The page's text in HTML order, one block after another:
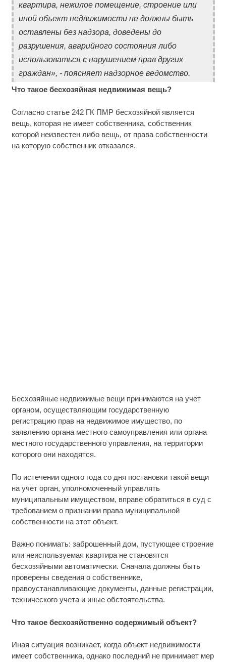
квартира, нежилое помещение, строение или
иной объект недвижимости не должны быть
оставлены без надзора, доведены до
разрушения, аварийного состояния либо
использоваться с нарушением прав других
граждан», - поясняет надзорное ведомство.
Что такое бесхозяйная недвижимая вещь?
Согласно статье 242 ГК ПМР бесхозяйной является
вещь, которая не имеет собственника, собственник
которой неизвестен либо вещь, от права собственности
на которую собственник отказался.
Бесхозяйные недвижимые вещи принимаются на учет
органом, осуществляющим государственную
регистрацию прав на недвижимое имущество, по
заявлению органа местного самоуправления или органа
местного государственного управления, на территории
которого они находятся.
По истечении одного года со дня постановки такой вещи
на учет орган, уполномоченный управлять
муниципальным имуществом, вправе обратиться в суд с
требованием о признании права муниципальной
собственности на этот объект.
Важно понимать: заброшенный дом, пустующее строение
или неиспользуемая квартира не становятся
бесхозяйными автоматически. Сначала должны быть
проверены сведения о собственнике,
правоустанавливающие документы, данные регистрации,
технического учета и иные обстоятельства.
Что такое бесхозяйственно содержимый объект?
Иная ситуация возникает, когда объект недвижимости
имеет собственника, однако последний не принимает мер